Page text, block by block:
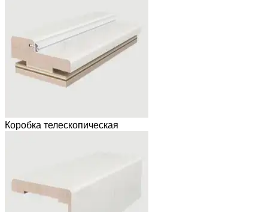
Коробка телескопическая